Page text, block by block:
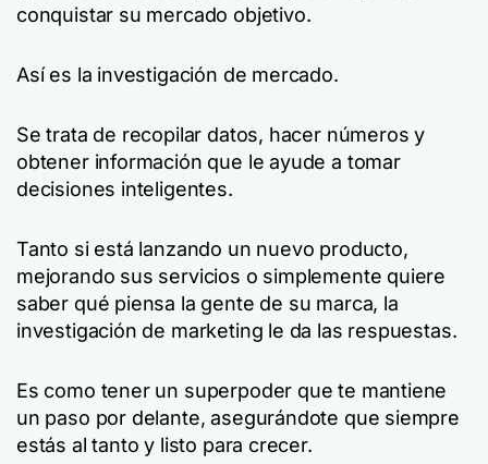
conquistar su mercado objetivo.
Así es la investigación de mercado.
Se trata de recopilar datos, hacer números y
obtener información que le ayude a tomar
decisiones inteligentes.
Tanto si está lanzando un nuevo producto,
mejorando sus servicios o simplemente quiere
saber qué piensa la gente de su marca, la
investigación de marketing le da las respuestas.
Es como tener un superpoder que te mantiene
un paso por delante, asegurándote que siempre
estás al tanto y listo para crecer.